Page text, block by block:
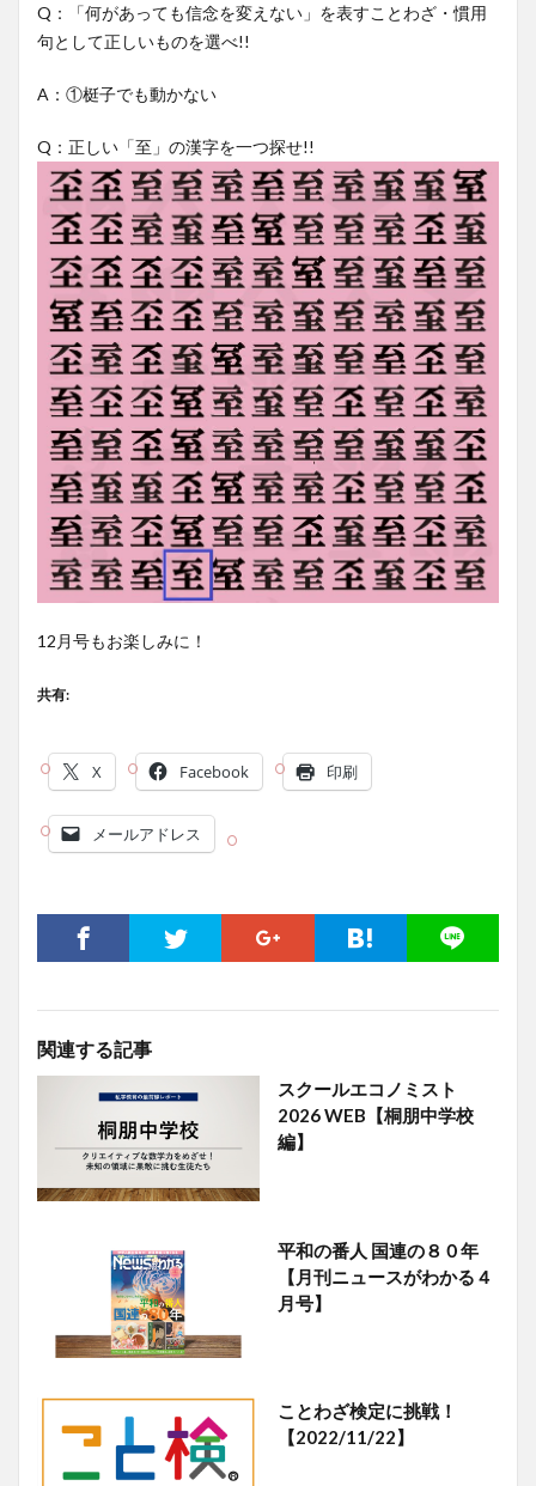
Q：「何があっても信念を変えない」を表すことわざ・慣用
句として正しいものを選べ!!
A：①梃子でも動かない
Q：正しい「至」の漢字を一つ探せ!!
12月号もお楽しみに！
共有:
X Facebook 印刷
メールアドレス
関連する記事
スクールエコノミスト
2026 WEB【桐朋中学校
編】
平和の番人 国連の８０年
【月刊ニュースがわかる４
月号】
ことわざ検定に挑戦！
【2022/11/22】